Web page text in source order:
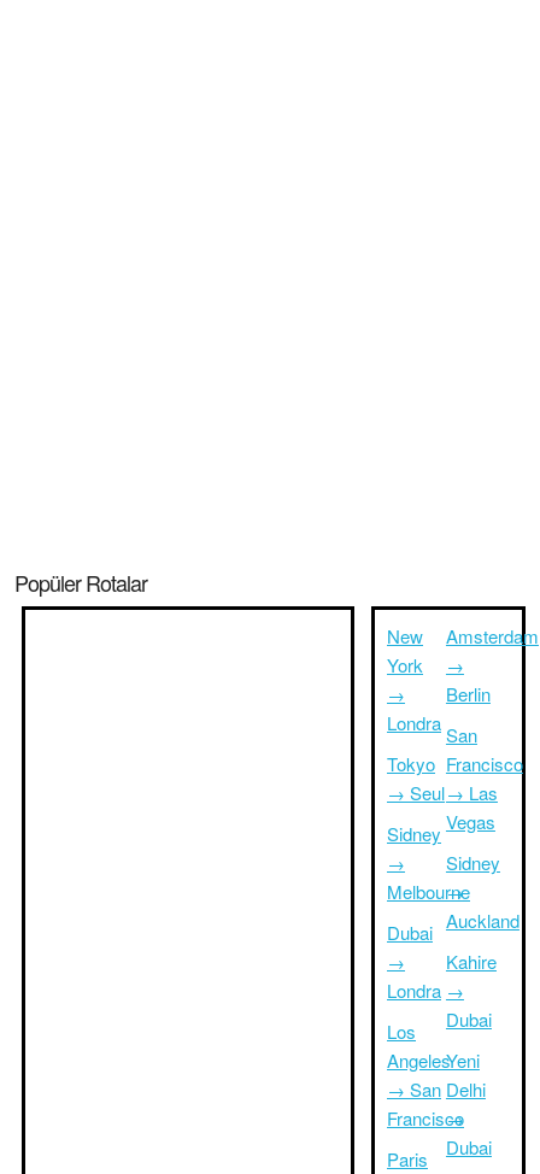
Popüler Rotalar
New
York
→
Londra
Tokyo
→ Seul
Sidney
→
Melbourne
Dubai
→
Londra
Los
Angeles
→ San
Francisco
Paris
Amsterdam
→
Berlin
San
Francisco
→ Las
Vegas
Sidney
→
Auckland
Kahire
→
Dubai
Yeni
Delhi
→
Dubai